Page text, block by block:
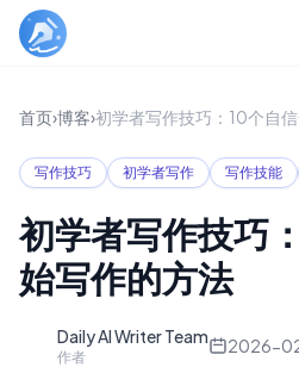
首页›博客›初学者写作技巧：10个自
写作技巧 初学者写作 写作技能
初学者写作技巧
始写作的方法
Daily AI Writer Team
作者
2026-